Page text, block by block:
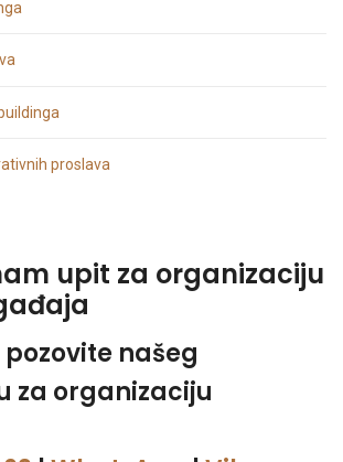
proslava
upit za organizaciju
našeg
za organizaciju